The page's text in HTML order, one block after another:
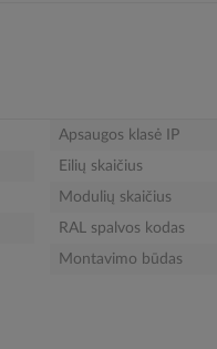
Apsaugos klasė IP
Eilių skaičius
Modulių skaičius
RAL spalvos kodas
Montavimo būdas